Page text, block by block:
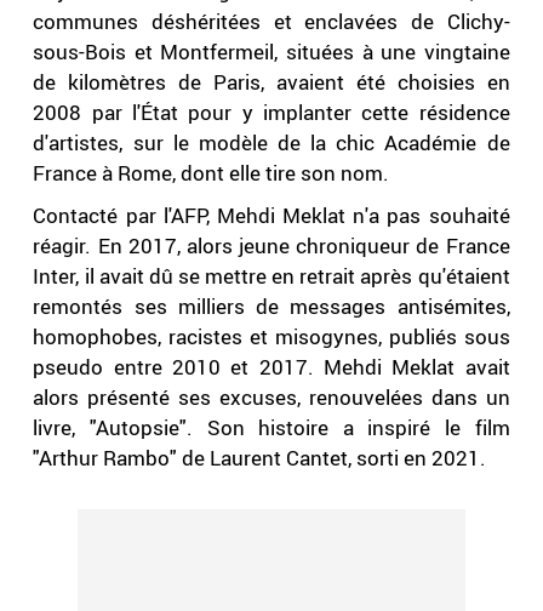
communes déshéritées et enclavées de Clichy-
sous-Bois et Montfermeil, situées à une vingtaine
de kilomètres de Paris, avaient été choisies en
2008 par l'État pour y implanter cette résidence
d'artistes, sur le modèle de la chic Académie de
France à Rome, dont elle tire son nom.
Contacté par l'AFP, Mehdi Meklat n'a pas souhaité
réagir. En 2017, alors jeune chroniqueur de France
Inter, il avait dû se mettre en retrait après qu'étaient
remontés ses milliers de messages antisémites,
homophobes, racistes et misogynes, publiés sous
pseudo entre 2010 et 2017. Mehdi Meklat avait
alors présenté ses excuses, renouvelées dans un
livre, "Autopsie". Son histoire a inspiré le film
"Arthur Rambo" de Laurent Cantet, sorti en 2021.